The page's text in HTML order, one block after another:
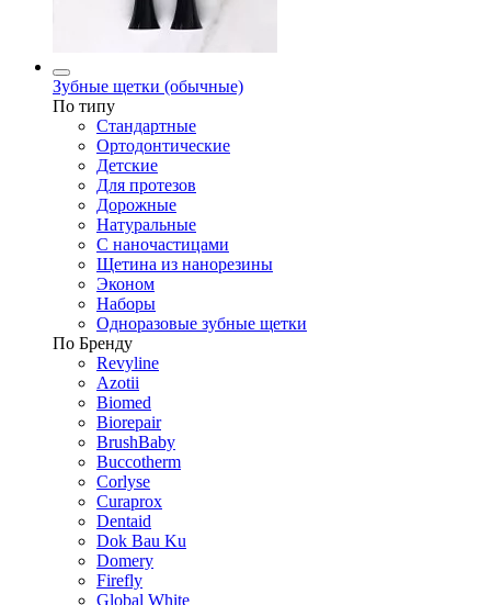
Зубные щетки (обычные)
По типу
Стандартные
Ортодонтические
Детские
Для протезов
Дорожные
Натуральные
С наночастицами
Щетина из нанорезины
Эконом
Наборы
Одноразовые зубные щетки
По Бренду
Revyline
Azotii
Biomed
Biorepair
BrushBaby
Buccotherm
Corlyse
Curaprox
Dentaid
Dok Bau Ku
Domery
Firefly
Global White